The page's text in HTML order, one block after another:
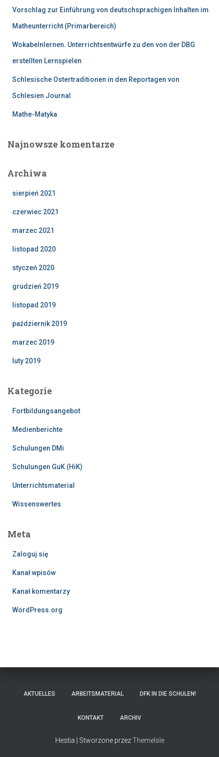
Vorschlag zur Einführung von deutschsprachigen Inhalten im
Matheunterricht (Primarbereich)
Wokabelnlernen. Unterrichtsentwürfe zu den von der DBG
erstellten Lernspielen
Schlesische Ostertraditionen in den Reportagen von
Schlesien Journal
Mathe-Matyka
Najnowsze komentarze
Archiwa
sierpień 2021
czerwiec 2021
marzec 2021
listopad 2020
styczeń 2020
grudzień 2019
listopad 2019
październik 2019
marzec 2019
luty 2019
Kategorie
Fortbildungsangebot
Medienberichte
Schulungen DMi
Schulungen GuK (HiK)
Unterrichtsmaterial
Wissenswertes
Meta
Zaloguj się
Kanał wpisów
Kanał komentarzy
WordPress.org
AKTUELLES ARBEITSMATERIAL DFK IN DIE SCHULEN!
KONTAKT ARCHIV
Hestia | Stworzone przezThemeIsle